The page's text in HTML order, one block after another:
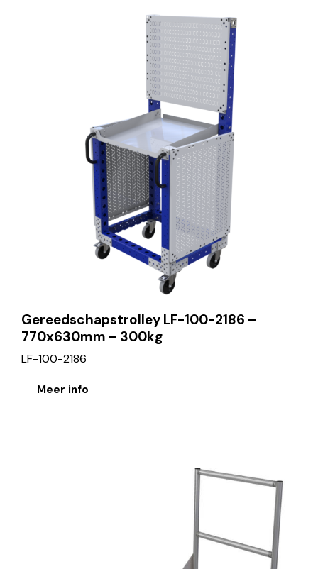
Gereedschapstrolley LF-100-2186 –
770x630mm – 300kg
LF-100-2186
Meer info